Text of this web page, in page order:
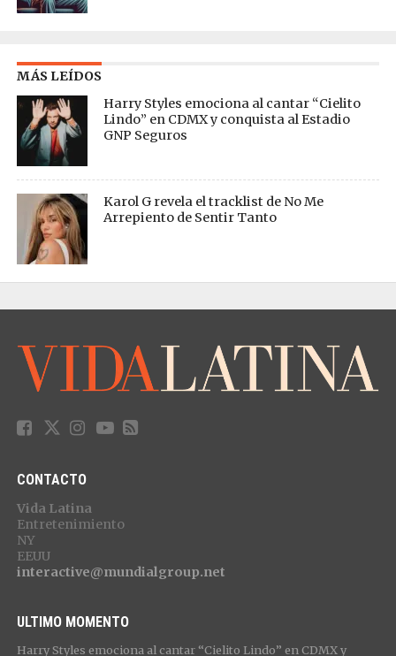
MÁS LEÍDOS
Harry Styles emociona al cantar “Cielito
Lindo” en CDMX y conquista al Estadio
GNP Seguros
Karol G revela el tracklist de No Me
Arrepiento de Sentir Tanto
CONTACTO
Vida Latina
Entretenimiento
NY
EEUU
interactive@mundialgroup.net
ULTIMO MOMENTO
Harry Styles emociona al cantar “Cielito Lindo” en CDMX y